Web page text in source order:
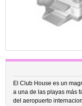
El Club House es un
a una de las playas más
del aeropuerto